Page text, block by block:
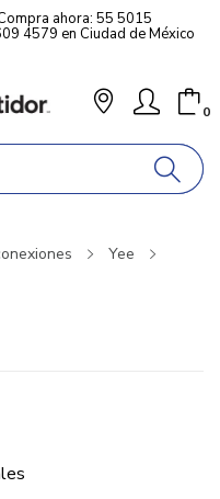
ahora: 55 5015
4579 en Ciudad de México
0
Yee